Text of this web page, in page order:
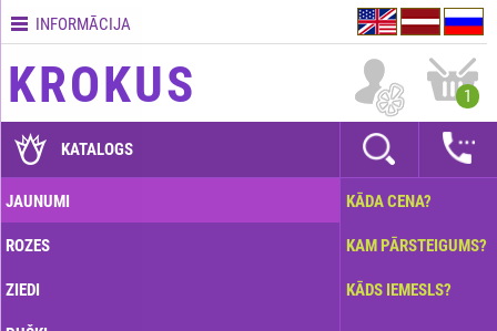
Kontakti
Piegādes
GARANTIJAS
Kā
apmaksāt?
Kā
pasūtījumu?
INFORMĀCIJA
KROKUS 1
KATALOGS
JAUNUMI
ROZES
ZIEDI
KĀDA CENA?
KAM PĀRSTEIGUMS?
KĀDS IEMESLS?